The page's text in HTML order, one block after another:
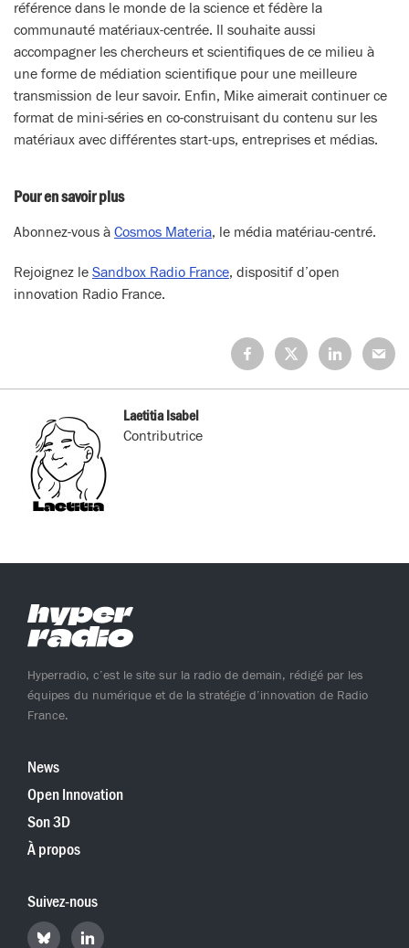
référence dans le monde de la science et fédère la
communauté matériaux-centrée. Il souhaite aussi
accompagner les chercheurs et scientifiques de ce milieu à
une forme de médiation scientifique pour une meilleure
transmission de leur savoir. Enfin, Mike aimerait continuer ce
format de mini-séries en co-construisant du contenu sur les
matériaux avec différentes start-ups, entreprises et médias.
Pour en savoir plus
Abonnez-vous à Cosmos Materia, le média matériau-centré.
Rejoignez le Sandbox Radio France, dispositif d’open
innovation Radio France.
Partagez
sur
Facebook
Partagez
sur
X
Partagez
sur
LinkedIn
sur
Mail
Laetitia Isabel
Contributrice
Hyperradio, c’est le site sur la radio de demain, rédigé par les
équipes du numérique et de la stratégie d’innovation de Radio
France.
News
Open Innovation
Son 3D
À propos
Suivez-nous
RetrouvezRetrouvez